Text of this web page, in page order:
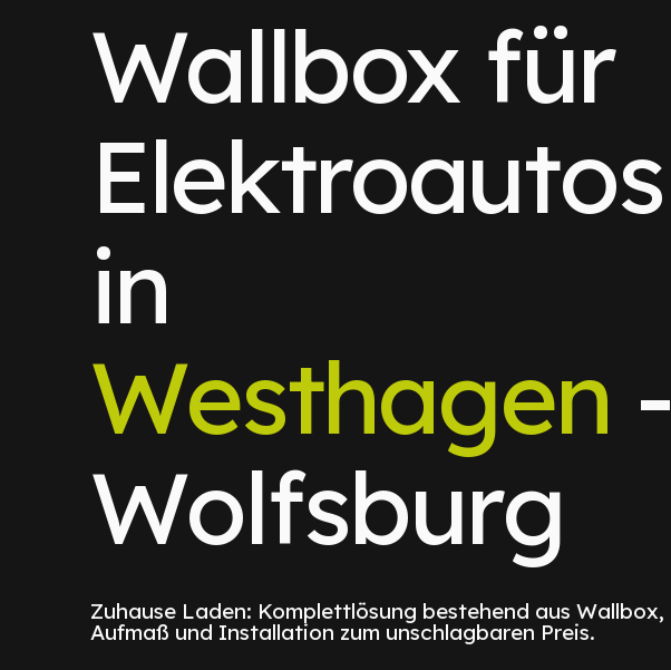
Wallbox für
Elektroautos
in
Westhagen -
Wolfsburg
Zuhause Laden: Komplettlösung bestehend aus Wallbox,
Aufmaß und Installation zum unschlagbaren Preis.